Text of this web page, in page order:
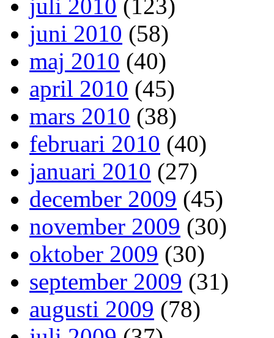
juli 2010 (123)
juni 2010 (58)
maj 2010 (40)
april 2010 (45)
mars 2010 (38)
februari 2010 (40)
januari 2010 (27)
december 2009 (45)
november 2009 (30)
oktober 2009 (30)
september 2009 (31)
augusti 2009 (78)